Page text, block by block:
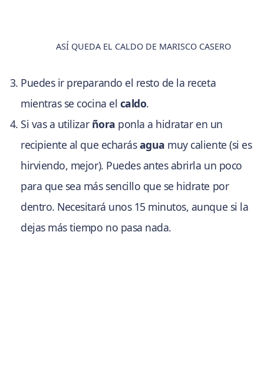
ASÍ QUEDA EL CALDO DE MARISCO CASERO
Puedes ir preparando el resto de la receta
mientras se cocina el caldo.
Si vas a utilizar ñora ponla a hidratar en un
recipiente al que echarásagua muy caliente (si es
hirviendo, mejor). Puedes antes abrirla un poco
para que sea más sencillo que se hidrate por
dentro. Necesitará unos 15 minutos, aunque si la
dejas más tiempo no pasa nada.